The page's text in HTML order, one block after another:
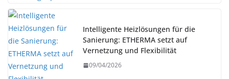
Intelligente Heizlösungen für die
Sanierung: ETHERMA setzt auf
Vernetzung und Flexibilität
09/04/2026